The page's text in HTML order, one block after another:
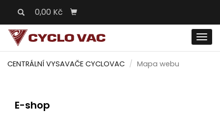
0,00 Kč
CENTRÁLNÍ VYSAVAČE CYCLOVAC Mapa webu
E-shop